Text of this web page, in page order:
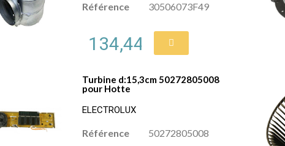
Référence 30506073F49
134,44 €
Turbine d:15,3cm 50272805008
pour Hotte
ELECTROLUX
Référence 50272805008